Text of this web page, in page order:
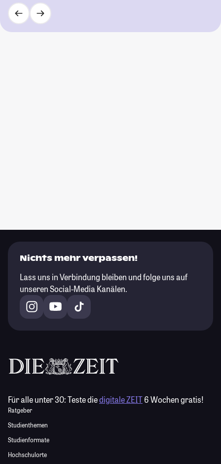
Nichts mehr verpassen!
Lass uns in Verbindung bleiben und folge uns auf
unseren Social-Media Kanälen.
Für alle unter 30:Teste diedigitale ZEIT6 Wochen gratis!
Ratgeber
Studienthemen
Studienformate
Hochschulorte